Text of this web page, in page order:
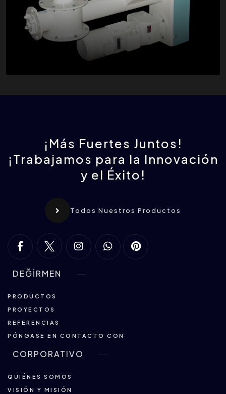
¡Más Fuertes Juntos!
¡Trabajamos para la Innovación
y el Éxito!
Todos Nuestros Productos
DEĞİRMEN
PRODUCTOS
PROYECTOS
REFERENCIAS
PÓNGASE EN CONTACTO CON
CORPORATIVO
QUIÉNES SOMOS
VISIÓN Y MISIÓN